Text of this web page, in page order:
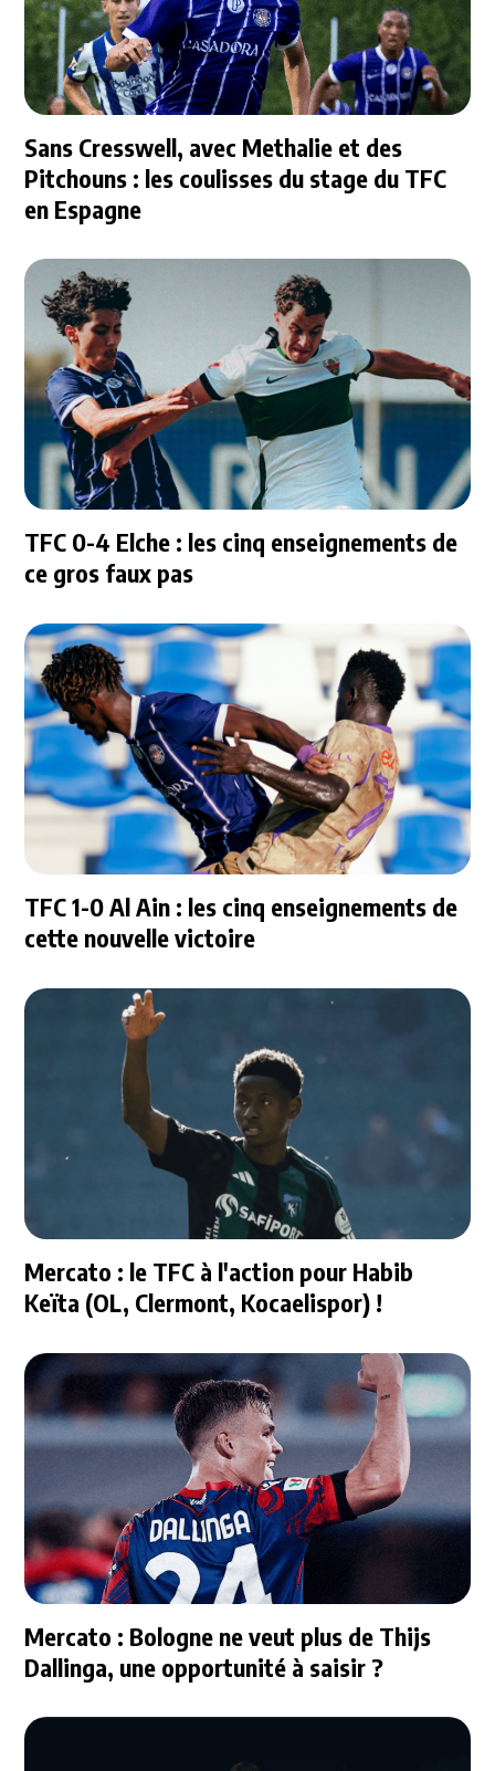
Sans Cresswell, avec Methalie et des
Pitchouns : les coulisses du stage du TFC
en Espagne
TFC 0-4 Elche : les cinq enseignements de
ce gros faux pas
TFC 1-0 Al Ain : les cinq enseignements de
cette nouvelle victoire
Mercato : le TFC à l'action pour Habib
Keïta (OL, Clermont, Kocaelispor) !
Mercato : Bologne ne veut plus de Thijs
Dallinga, une opportunité à saisir ?